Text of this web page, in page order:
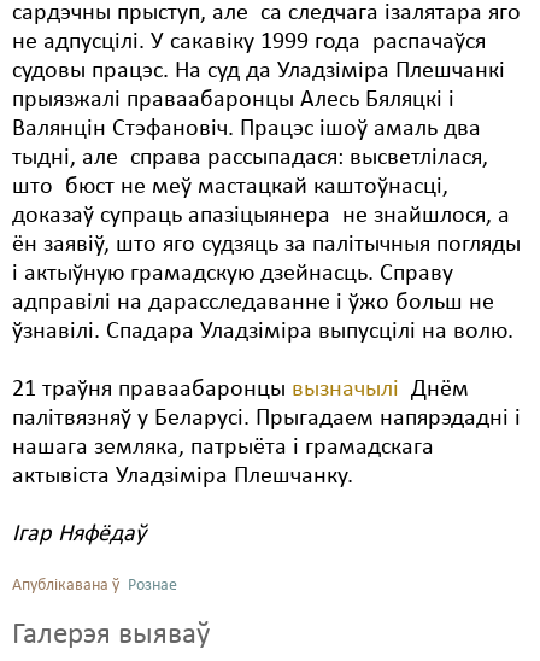
сардэчны прыступ, але са следчага ізалятара яго
не адпусцілі. У сакавіку 1999 года распачаўся
судовы працэс. На суд да Уладзіміра Плешчанкі
прыязжалі праваабаронцы Алесь Бяляцкі і
Валянцін Стэфановіч. Працэс ішоў амаль два
тыдні, але справа рассыпадася: высветлілася,
што бюст не меў мастацкай каштоўнасці,
доказаў супраць апазіцыянера не знайшлося, а
ён заявіў, што яго судзяць за палітычныя погляды
і актыўную грамадскую дзейнасць. Справу
адправілі на дарасследаванне і ўжо больш не
ўзнавілі. Спадара Уладзіміра выпусцілі на волю.
21 траўня праваабаронцы вызначылі Днём
палітвязняў у Беларусі. Прыгадаем напярэдадні і
нашага земляка, патрыёта і грамадскага
актывіста Уладзіміра Плешчанку.
Ігар Няфёдаў
Апублікавана ў Рознае
Галерэя выяваў